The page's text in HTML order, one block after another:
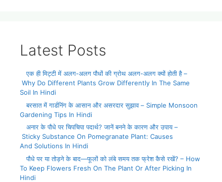
Latest Posts
एक ही मिट्टी में अलग-अलग पौधों की ग्रोथ अलग-अलग क्यों होती है –
Why Do Different Plants Grow Differently In The Same
Soil In Hindi
बरसात में गार्डनिंग के आसान और असरदार सुझाव – Simple Monsoon
Gardening Tips In Hindi
अनार के पौधे पर चिपचिपा पदार्थ? जानें बनने के कारण और उपाय –
Sticky Substance On Pomegranate Plant: Causes
And Solutions In Hindi
पौधे पर या तोड़ने के बाद—फूलों को लंबे समय तक फ्रेश कैसे रखें? – How
To Keep Flowers Fresh On The Plant Or After Picking In
Hindi